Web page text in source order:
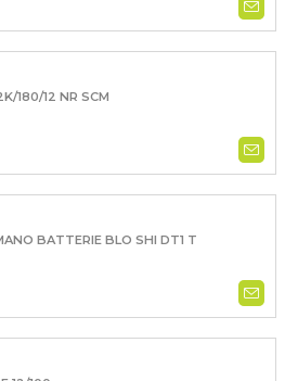
180/12 NR SCM
BATTERIE BLO SHI DT1 T